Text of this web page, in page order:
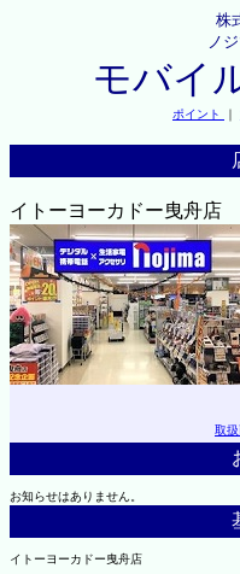
株
ノ
モバイ
ポイント ｜
イトーヨーカドー曳舟店
取
お知らせはありません。
イトーヨーカドー曳舟店